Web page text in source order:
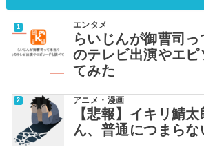
エンタメ
らいじんが御曹司
のテレビ出演やエ
てみた
アニメ・漫画
【悲報】イキリ鯖
ん、普通につまらな